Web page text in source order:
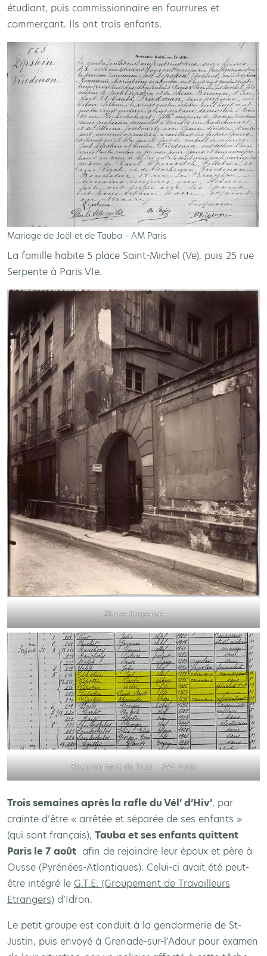
étudiant, puis commissionnaire en fourrures et
commerçant. Ils ont trois enfants.
Mariage de Joël et de Tauba – AM Paris
La famille habite 5 place Saint-Michel (Ve), puis 25 rue
Serpente à Paris VIe.
25 rue Serpente
Recensement de 1936 – AM Paris
Trois semaines après la rafle du Vél’ d’Hiv’, par
crainte d’être « arrêtée et séparée de ses enfants »
(qui sont français), Tauba et ses enfants quittent
Paris le 7 août afin de rejoindre leur époux et père à
Ousse (Pyrénées-Atlantiques). Celui-ci avait été peut-
être intégré le G.T.E. (Groupement de Travailleurs
Etrangers) d’Idron.
Le petit groupe est conduit à la gendarmerie de St-
Justin, puis envoyé à Grenade-sur-l’Adour pour examen